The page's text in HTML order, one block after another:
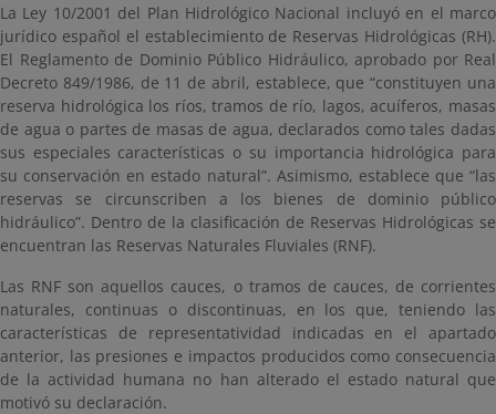
La Ley 10/2001 del Plan Hidrológico Nacional incluyó en el marco
jurídico español el establecimiento de Reservas Hidrológicas (RH).
El Reglamento de Dominio Público Hidráulico, aprobado por Real
Decreto 849/1986, de 11 de abril, establece, que “constituyen una
reserva hidrológica los ríos, tramos de río, lagos, acuíferos, masas
de agua o partes de masas de agua, declarados como tales dadas
sus especiales características o su importancia hidrológica para
su conservación en estado natural”. Asimismo, establece que “las
reservas se circunscriben a los bienes de dominio público
hidráulico”. Dentro de la clasificación de Reservas Hidrológicas se
encuentran las Reservas Naturales Fluviales (RNF).
Las RNF son aquellos cauces, o tramos de cauces, de corrientes
naturales, continuas o discontinuas, en los que, teniendo las
características de representatividad indicadas en el apartado
anterior, las presiones e impactos producidos como consecuencia
de la actividad humana no han alterado el estado natural que
motivó su declaración.